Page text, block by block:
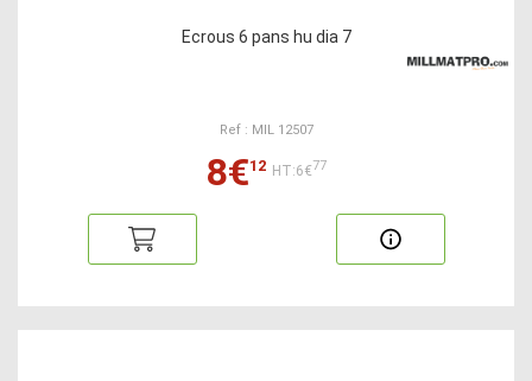
Ecrous 6 pans hu dia 7
Ref : MIL 12507
8€12 HT:6€77